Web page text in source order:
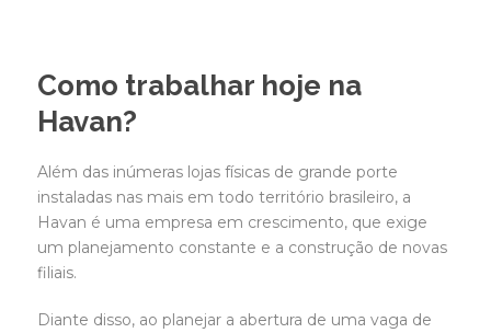
Como trabalhar hoje na
Havan?
Além das inúmeras lojas físicas de grande porte
instaladas nas mais em todo território brasileiro, a
Havan é uma empresa em crescimento, que exige
um planejamento constante e a construção de novas
filiais.
Diante disso, ao planejar a abertura de uma vaga de